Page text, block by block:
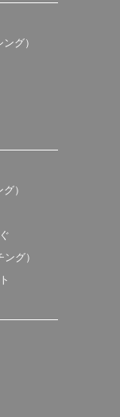
グ）
）
グ）